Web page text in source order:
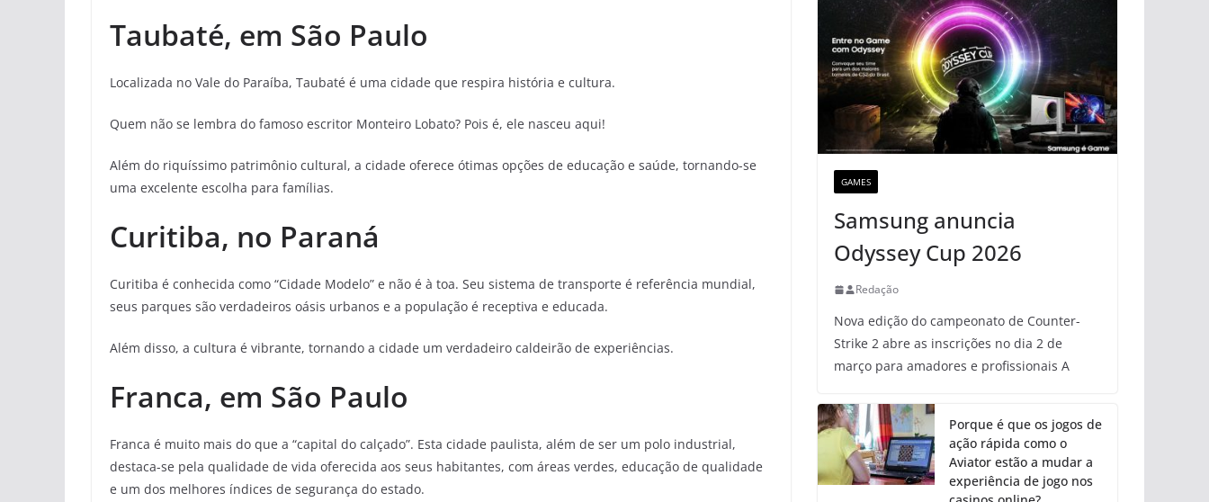
Taubaté, em São Paulo
Localizada no Vale do Paraíba, Taubaté é uma cidade que respira história e cultura.
Quem não se lembra do famoso escritor Monteiro Lobato? Pois é, ele nasceu aqui!
Além do riquíssimo patrimônio cultural, a cidade oferece ótimas opções de educação e saúde, tornando-se
uma excelente escolha para famílias.
Curitiba, no Paraná
Curitiba é conhecida como “Cidade Modelo” e não é à toa. Seu sistema de transporte é referência mundial,
seus parques são verdadeiros oásis urbanos e a população é receptiva e educada.
Além disso, a cultura é vibrante, tornando a cidade um verdadeiro caldeirão de experiências.
Franca, em São Paulo
Franca é muito mais do que a “capital do calçado”. Esta cidade paulista, além de ser um polo industrial,
destaca-se pela qualidade de vida oferecida aos seus habitantes, com áreas verdes, educação de qualidade
e um dos melhores índices de segurança do estado.
GAMES
Samsung anuncia
Odyssey Cup 2026
Redação
Nova edição do campeonato de Counter-
Strike 2 abre as inscrições no dia 2 de
março para amadores e profissionais A
Porque é que os jogos de
ação rápida como o
Aviator estão a mudar a
experiência de jogo nos